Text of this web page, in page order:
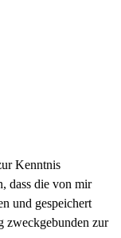
Kenntnis
dass die von mir
und gespeichert
zweckgebunden zur